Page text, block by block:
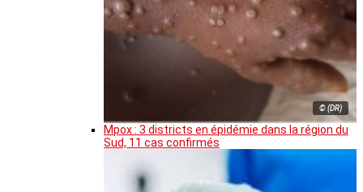
© (DR)
Mpox : 3 districts en épidémie dans la région du
Sud, 11 cas confirmés